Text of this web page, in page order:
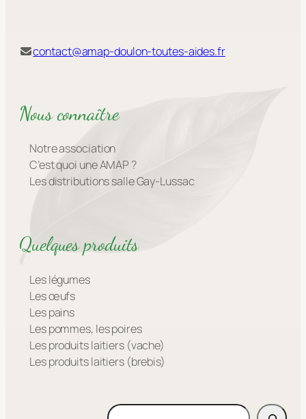
contact@amap-doulon-toutes-aides.fr
Nous connaître
Notre association
C’est quoi une AMAP ?
Les distributions salle Gay-Lussac
Quelques produits
Les légumes
Les œufs
Les pains
Les pommes, les poires
Les produits laitiers (vache)
Les produits laitiers (brebis)
Rechercher